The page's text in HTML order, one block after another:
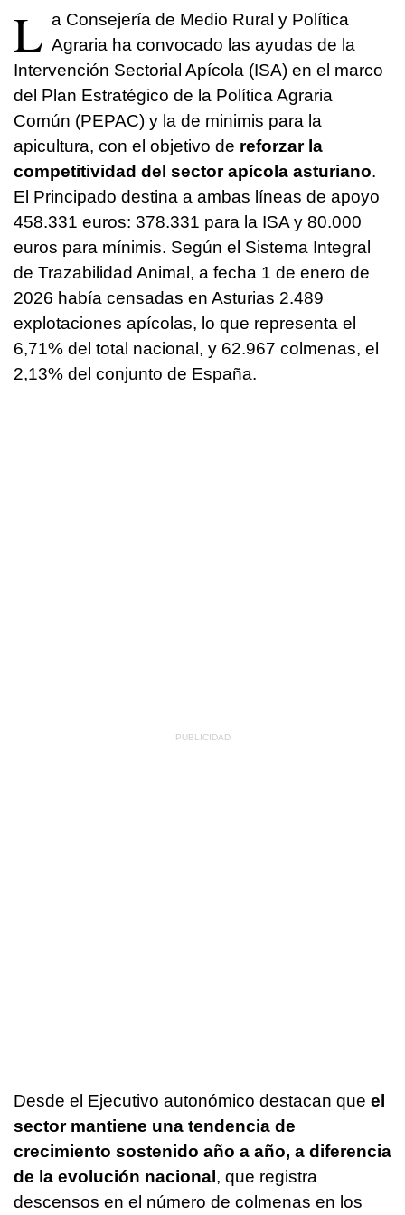
L a Consejería de Medio Rural y Política
Agraria ha convocado las ayudas de la
Intervención Sectorial Apícola (ISA) en el marco
del Plan Estratégico de la Política Agraria
Común (PEPAC) y la de minimis para la
apicultura, con el objetivo de reforzar la
competitividad del sector apícola asturiano.
El Principado destina a ambas líneas de apoyo
458.331 euros: 378.331 para la ISA y 80.000
euros para mínimis. Según el Sistema Integral
de Trazabilidad Animal, a fecha 1 de enero de
2026 había censadas en Asturias 2.489
explotaciones apícolas, lo que representa el
6,71% del total nacional, y 62.967 colmenas, el
2,13% del conjunto de España.
Desde el Ejecutivo autonómico destacan que el
sector mantiene una tendencia de
crecimiento sostenido año a año, a diferencia
de la evolución nacional , que registra
descensos en el número de colmenas en los